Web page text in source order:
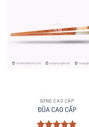
SỪNG CAO CẤP
ĐŨA CAO CẤP